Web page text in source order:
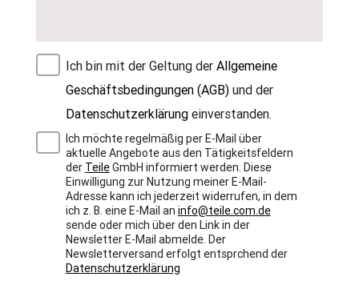
Ich bin mit der Geltung der Allgemeine
Geschäftsbedingungen (AGB)und der
Datenschutzerklärungeinverstanden.
Ich möchte regelmäßig per E-Mail über
aktuelle Angebote aus den Tätigkeitsfeldern
der TeileGmbH informiert werden. Diese
Einwilligung zur Nutzung meiner E-Mail-
Adresse kann ich jederzeit widerrufen, in dem
ich z. B. eine E-Mail an info@teile.com.de
sende oder mich über den Link in der
Newsletter E-Mail abmelde. Der
Newsletterversand erfolgt entsprchend der
Datenschutzerklärung